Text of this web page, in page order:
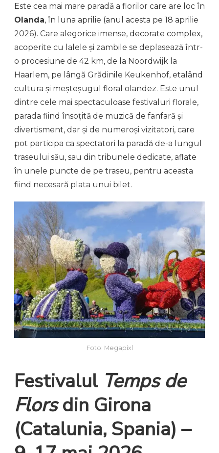
Este cea mai mare paradă a florilor care are loc în
Olanda, în luna aprilie (anul acesta pe 18 aprilie
2026). Care alegorice imense, decorate complex,
acoperite cu lalele și zambile se deplasează într-
o procesiune de 42 km, de la Noordwijk la
Haarlem, pe lângă Grădinile Keukenhof, etalând
cultura și meșteșugul floral olandez. Este unul
dintre cele mai spectaculoase festivaluri florale,
parada fiind însoțită de muzică de fanfară și
divertisment, dar și de numeroși vizitatori, care
pot participa ca spectatori la paradă de-a lungul
traseului său, sau din tribunele dedicate, aflate
în unele puncte de pe traseu, pentru aceasta
fiind necesară plata unui bilet.
Foto: Megapixl
Festivalul Temps de
Florsdin Girona
(Catalunia, Spania) –